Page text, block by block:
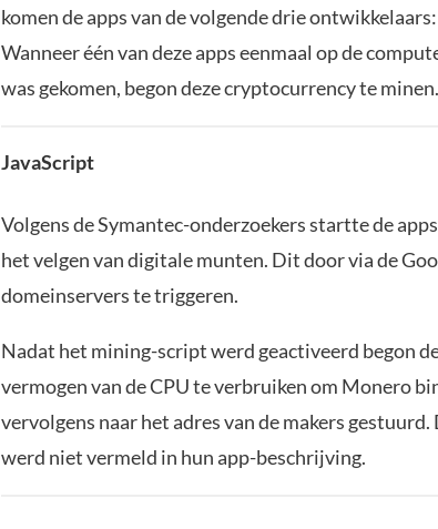
komen de apps van de volgende drie
Wanneer één van deze apps eenmaal op de
was gekomen, begon deze cryptocurrency te minen.
JavaScript
Volgens de Symantec-onderzoekers startte de
het velgen van digitale munten. Dit door via de
domeinservers te triggeren.
Nadat het mining-script werd geactiveerd begon
vermogen van de CPU te verbruiken om Monero
vervolgens naar het adres van de makers
werd niet vermeld in hun app-beschrijving.